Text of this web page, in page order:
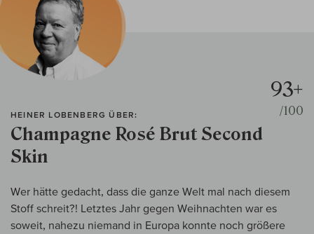
HEINER LOBENBERG ÜBER:
Champagne Rosé Brut Second
Skin
93+
/100
Wer hätte gedacht, dass die ganze Welt mal nach diesem
Stoff schreit?! Letztes Jahr gegen Weihnachten war es
soweit, nahezu niemand in Europa konnte noch größere